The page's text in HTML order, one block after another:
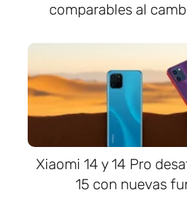
comparables al
Xiaomi 14 y 14 Pro
15 con nuevas